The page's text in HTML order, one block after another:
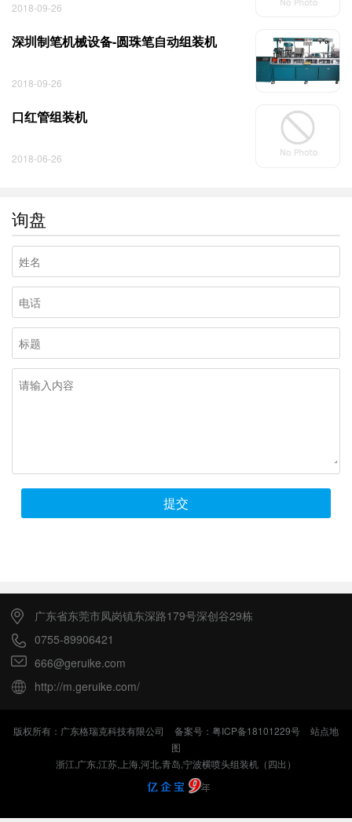
2018-09-26
深圳制笔机械设备-圆珠笔自动组装机
2018-09-26
口红管组装机
2018-06-26
询盘
提交
广东省东莞市凤岗镇东深路179号深创谷29栋
0755-89906421
666@geruike.com
http://m.geruike.com/
版权所有：广东格瑞克科技有限公司 备案号：粤ICP备18101229号
站点地
图
浙江,广东,江苏,上海,河北,青岛,宁波横喷头组装机（四出）